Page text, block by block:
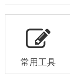
常用工具